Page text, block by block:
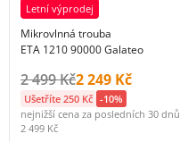
Letní výprodej
Mikrovlnná trouba
ETA 1210 90000 Galateo
Původní cena s DPH:
2 499 KčCena s DPH:
2 249 Kč
Ušetříte 250 Kč -10%
nejnižší cena za posledních 30 dnů
2 499 Kč